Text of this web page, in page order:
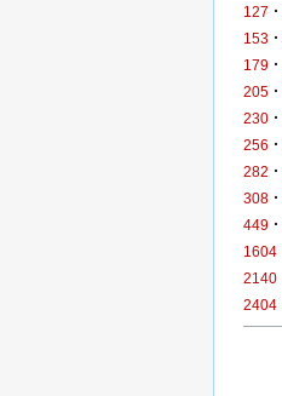
127 ·
153 ·
179 ·
205 ·
230 ·
256 ·
282 ·
308 ·
449 ·
1604
2140
2404